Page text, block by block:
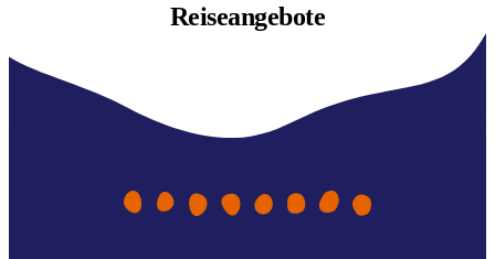
Reiseangebote